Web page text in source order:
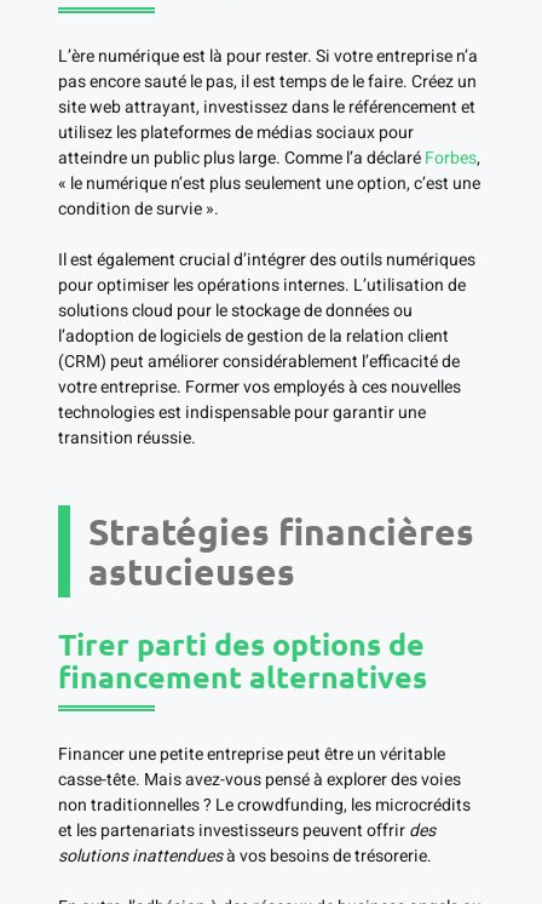
L’ère numérique est là pour rester. Si votre entreprise n’a
pas encore sauté le pas, il est temps de le faire. Créez un
site web attrayant, investissez dans le référencement et
utilisez les plateformes de médias sociaux pour
atteindre un public plus large. Comme l’a déclaréForbes,
« le numérique n’est plus seulement une option, c’est une
condition de survie ».
Il est également crucial d’intégrer des outils numériques
pour optimiser les opérations internes. L’utilisation de
solutions cloud pour le stockage de données ou
l’adoption de logiciels de gestion de la relation client
(CRM) peut améliorer considérablement l’efficacité de
votre entreprise. Former vos employés à ces nouvelles
technologies est indispensable pour garantir une
transition réussie.
Stratégies financières
astucieuses
Tirer parti des options de
financement alternatives
Financer une petite entreprise peut être un véritable
casse-tête. Mais avez-vous pensé à explorer des voies
non traditionnelles ? Le crowdfunding, les microcrédits
et les partenariats investisseurs peuvent offrirdes
solutions inattenduesà vos besoins de trésorerie.